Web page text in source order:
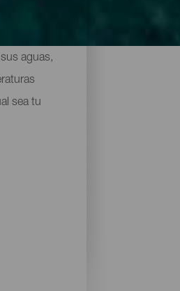
aguas,
sea tu